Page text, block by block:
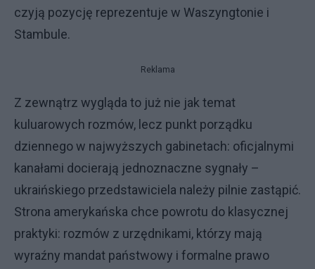
czyją pozycję reprezentuje w Waszyngtonie i
Stambule.
Reklama
Z zewnątrz wygląda to już nie jak temat
kuluarowych rozmów, lecz punkt porządku
dziennego w najwyższych gabinetach: oficjalnymi
kanałami docierają jednoznaczne sygnały –
ukraińskiego przedstawiciela należy pilnie zastąpić.
Strona amerykańska chce powrotu do klasycznej
praktyki: rozmów z urzędnikami, którzy mają
wyraźny mandat państwowy i formalne prawo